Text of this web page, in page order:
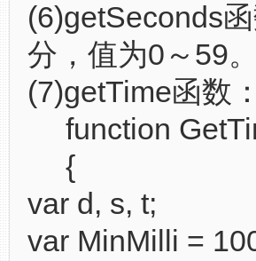
(6)getSeconds
分，值为0～59
(7)getTime函数
function
{
var d, s, t;
var MinMilli =